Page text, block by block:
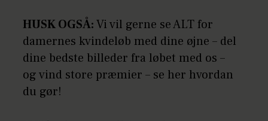
HUSK OGSÅ:Vi vil gerne se ALT for
damernes kvindeløb med dine øjne – del
dine bedste billeder fra løbet med os –
og vind store præmier – se her hvordan
du gør!